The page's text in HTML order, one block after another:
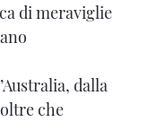
di meraviglie
dalla
che